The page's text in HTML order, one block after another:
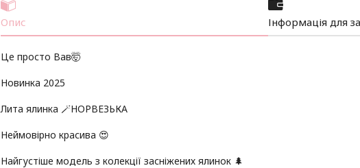
Опис Інформація для
Це просто Вав🤯
Новинка 2025
Лита ялинка 🪄НОРВЕЗЬКА
Неймовірно красива 😍
Найгустіше модель з колекції засніжених ялинок 🌲